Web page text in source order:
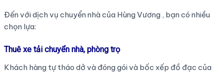
Đến với dịch vụ chuyển nhà của Hùng Vương , bạn có nhiều
chọn lựa:
Thuê xe tải chuyển nhà, phòng trọ
Khách hàng tự tháo dở và đóng gói và bốc xếp đồ đạc của